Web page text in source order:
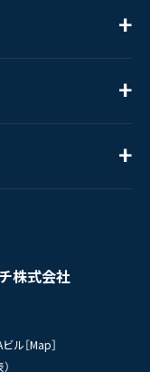
株式会社
ル［Map］